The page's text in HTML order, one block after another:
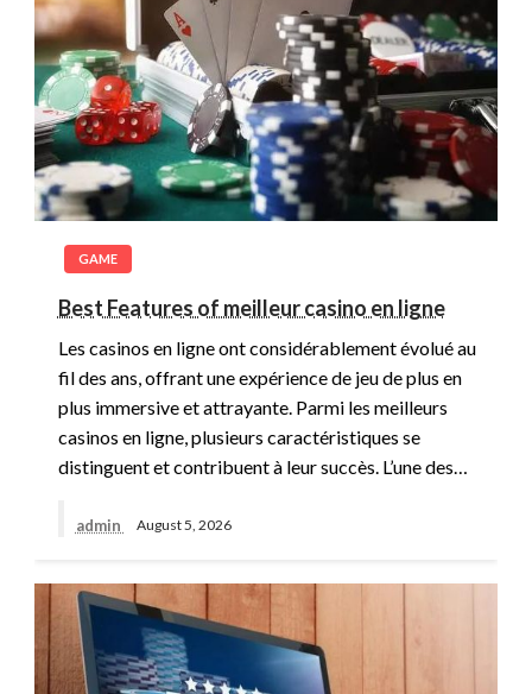
GAME
Best Features of meilleur casino en ligne
Les casinos en ligne ont considérablement évolué au
fil des ans, offrant une expérience de jeu de plus en
plus immersive et attrayante. Parmi les meilleurs
casinos en ligne, plusieurs caractéristiques se
distinguent et contribuent à leur succès. L’une des…
admin August 5, 2026